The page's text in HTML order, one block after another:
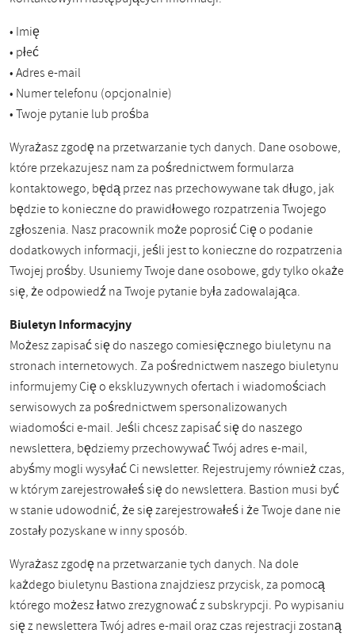
• Imię
• płeć
• Adres e-mail
• Numer telefonu (opcjonalnie)
• Twoje pytanie lub prośba
Wyrażasz zgodę na przetwarzanie tych danych. Dane osobowe,
które przekazujesz nam za pośrednictwem formularza
kontaktowego, będą przez nas przechowywane tak długo, jak
będzie to konieczne do prawidłowego rozpatrzenia Twojego
zgłoszenia. Nasz pracownik może poprosić Cię o podanie
dodatkowych informacji, jeśli jest to konieczne do rozpatrzenia
Twojej prośby. Usuniemy Twoje dane osobowe, gdy tylko okaże
się, że odpowiedź na Twoje pytanie była zadowalająca.
Biuletyn Informacyjny
Możesz zapisać się do naszego comiesięcznego biuletynu na
stronach internetowych. Za pośrednictwem naszego biuletynu
informujemy Cię o ekskluzywnych ofertach i wiadomościach
serwisowych za pośrednictwem spersonalizowanych
wiadomości e-mail. Jeśli chcesz zapisać się do naszego
newslettera, będziemy przechowywać Twój adres e-mail,
abyśmy mogli wysyłać Ci newsletter. Rejestrujemy również czas,
w którym zarejestrowałeś się do newslettera. Bastion musi być
w stanie udowodnić, że się zarejestrowałeś i że Twoje dane nie
zostały pozyskane w inny sposób.
Wyrażasz zgodę na przetwarzanie tych danych. Na dole
każdego biuletynu Bastiona znajdziesz przycisk, za pomocą
którego możesz łatwo zrezygnować z subskrypcji. Po wypisaniu
się z newslettera Twój adres e-mail oraz czas rejestracji zostaną